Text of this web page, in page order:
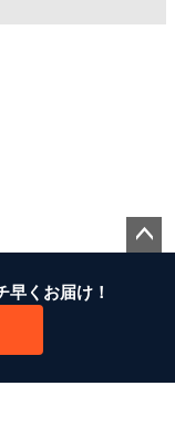
早くお届け！